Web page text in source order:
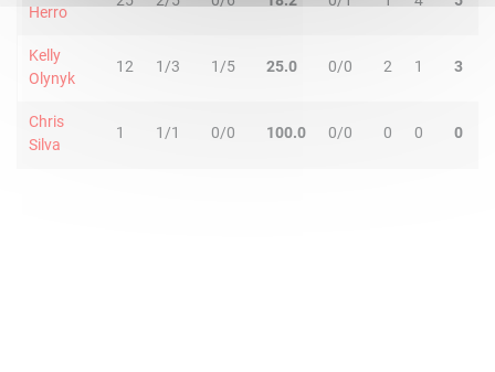
Herro
Kelly
Olynyk
12 1/3 1/5 25.0 0/0 2 1 3
Chris
Silva
1 1/1 0/0 100.0 0/0 0 0 0